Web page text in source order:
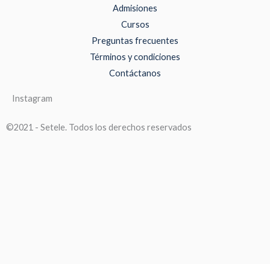
Admisiones
Cursos
Preguntas frecuentes
Términos y condiciones
Contáctanos
Instagram
©2021 - Setele. Todos los derechos reservados